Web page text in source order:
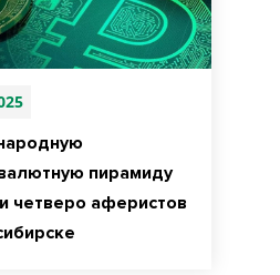
пирамиду
четверо аферистов